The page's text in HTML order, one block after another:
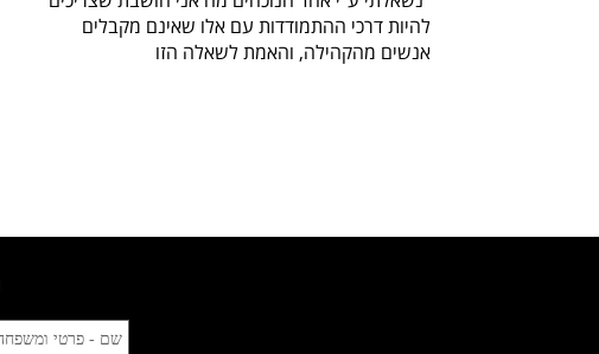
להיות דרכי ההתמודדות עם אלו שאינם מקבלים
אנשים מהקהילה, והאמת לשאלה הזו